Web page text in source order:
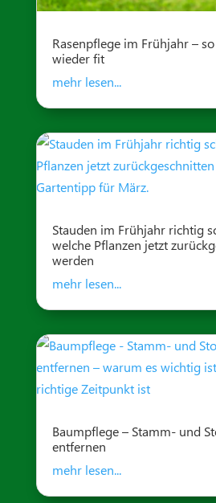
Rasenpflege im Frühjahr –
wieder fit
mehr lesen...
Stauden im Frühjahr richtig
welche Pflanzen jetzt
werden
mehr lesen...
Baumpflege – Stamm- und
entfernen
mehr lesen...